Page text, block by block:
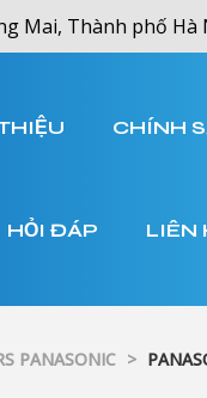
Mai, Thành phố Hà
CHÍNH
HỎI ĐÁP LIÊN
PANASONIC >